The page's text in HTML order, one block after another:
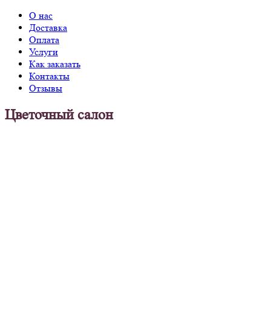
О нас
Доставка
Оплата
Услуги
Как заказать
Контакты
Отзывы
Цветочный салон